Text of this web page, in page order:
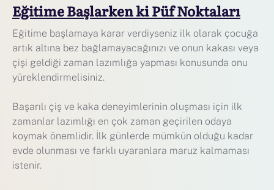
Eğitime Başlarken ki Püf Noktaları
Eğitime başlamaya karar verdiyseniz ilk olarak çocuğa
artık altına bez bağlamayacağınızı ve onun kakası veya
çişi geldiği zaman lazımlığa yapması konusunda onu
yüreklendirmelisiniz.
Başarılı çiş ve kaka deneyimlerinin oluşması için ilk
zamanlar lazımlığı en çok zaman geçirilen odaya
koymak önemlidir. İlk günlerde mümkün olduğu kadar
evde olunması ve farklı uyaranlara maruz kalmaması
istenir.